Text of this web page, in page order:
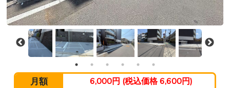
月額 6,000円 (税込価格 6,600円)